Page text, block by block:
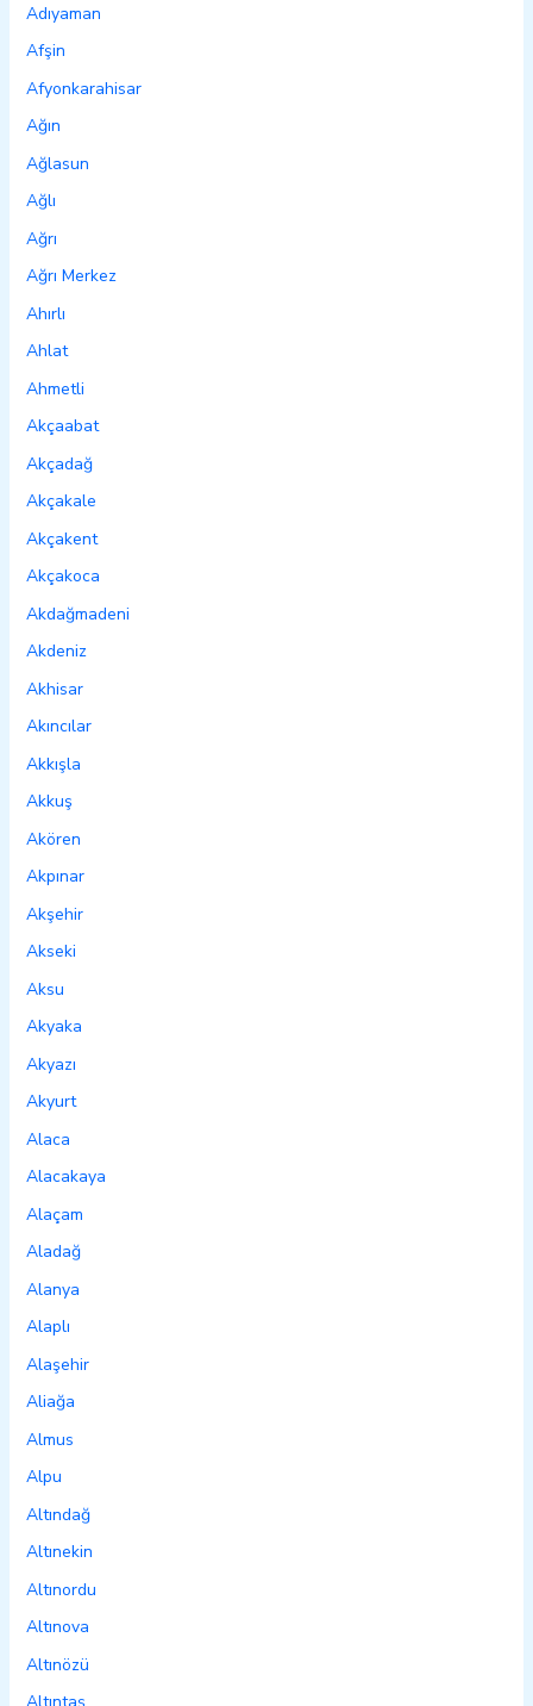
Adıyaman
Afşin
Afyonkarahisar
Ağın
Ağlasun
Ağlı
Ağrı
Ağrı Merkez
Ahırlı
Ahlat
Ahmetli
Akçaabat
Akçadağ
Akçakale
Akçakent
Akçakoca
Akdağmadeni
Akdeniz
Akhisar
Akıncılar
Akkışla
Akkuş
Akören
Akpınar
Akşehir
Akseki
Aksu
Akyaka
Akyazı
Akyurt
Alaca
Alacakaya
Alaçam
Aladağ
Alanya
Alaplı
Alaşehir
Aliağa
Almus
Alpu
Altındağ
Altınekin
Altınordu
Altınova
Altınözü